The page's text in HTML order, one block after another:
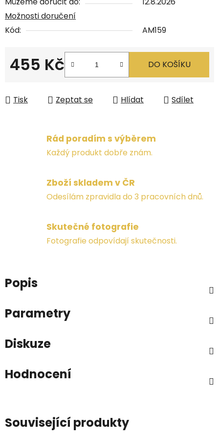
Možnosti doručení
Kód:
AM159
455 Kč DO KOŠÍKU
Tisk Zeptat se Hlídat Sdílet
Rád poradím s výběrem
Každý produkt dobře znám.
Zboží skladem v ČR
Odesílám zpravidla do 3 pracovních dnů.
Skutečné fotografie
Fotografie odpovídají skutečnosti.
Popis
Parametry
Diskuze
Hodnocení
Související produkty